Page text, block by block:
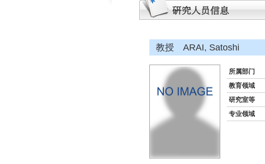
教授 ARAI, Satoshi
所属部门
教育领域
研究室等
专业领域